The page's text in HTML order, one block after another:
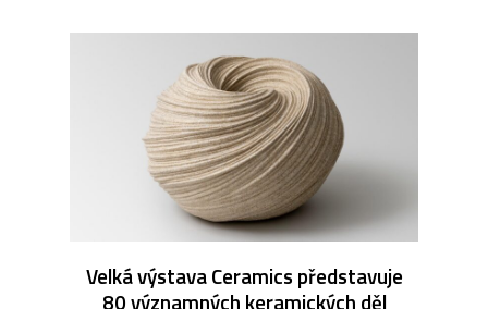
Velká výstava Ceramics představuje
80 významných keramických děl